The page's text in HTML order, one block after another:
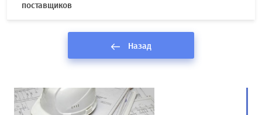
поставщиков
Назад